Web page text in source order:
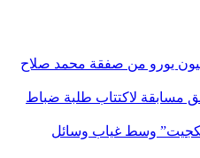
سبور يحقق 12 مليون يورو من صفقة محمد صلاح
مسابقة لاكتتاب طلبة ضباط
وسط غياب وسائل